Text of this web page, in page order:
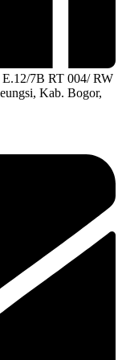
7B RT 004/ RW
Kab. Bogor,